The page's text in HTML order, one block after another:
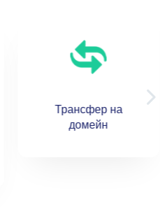
Подновяване на
домейн